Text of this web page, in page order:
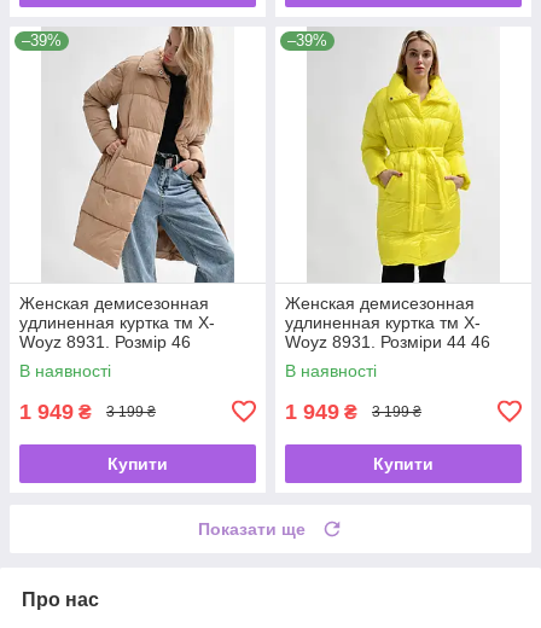
–39%
Женская демисезонная
удлиненная куртка тм X-
Woyz 8931. Розмір 46
В наявності
1 949 ₴ 3 199 ₴
Купити
–39%
Женская демисезонная
удлиненная куртка тм X-
Woyz 8931. Розміри 44 46
В наявності
1 949 ₴ 3 199 ₴
Купити
Показати ще
Про нас